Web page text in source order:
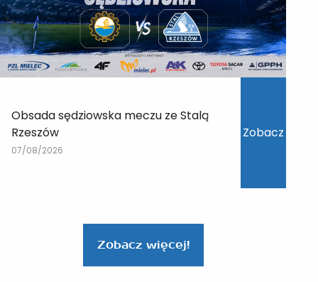
Obsada sędziowska meczu ze Stalą
Rzeszów
07/08/2026
Zobacz
Zobacz więcej!